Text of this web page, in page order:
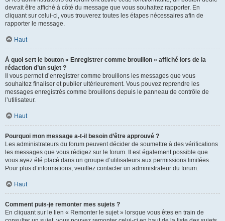
devrait être affiché à côté du message que vous souhaitez rapporter. En
cliquant sur celui-ci, vous trouverez toutes les étapes nécessaires afin de
rapporter le message.
Haut
À quoi sert le bouton « Enregistrer comme brouillon » affiché lors de la
rédaction d’un sujet ?
Il vous permet d’enregistrer comme brouillons les messages que vous
souhaitez finaliser et publier ultérieurement. Vous pouvez reprendre les
messages enregistrés comme brouillons depuis le panneau de contrôle de
l’utilisateur.
Haut
Pourquoi mon message a-t-il besoin d’être approuvé ?
Les administrateurs du forum peuvent décider de soumettre à des vérifications
les messages que vous rédigez sur le forum. Il est également possible que
vous ayez été placé dans un groupe d’utilisateurs aux permissions limitées.
Pour plus d’informations, veuillez contacter un administrateur du forum.
Haut
Comment puis-je remonter mes sujets ?
En cliquant sur le lien « Remonter le sujet » lorsque vous êtes en train de